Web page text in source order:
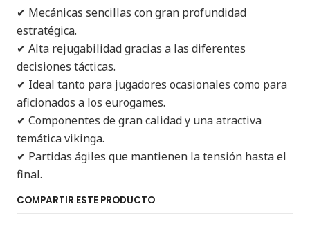
✔ Mecánicas sencillas con gran profundidad
estratégica.
✔ Alta rejugabilidad gracias a las diferentes
decisiones tácticas.
✔ Ideal tanto para jugadores ocasionales como para
aficionados a los eurogames.
✔ Componentes de gran calidad y una atractiva
temática vikinga.
✔ Partidas ágiles que mantienen la tensión hasta el
final.
COMPARTIR ESTE PRODUCTO